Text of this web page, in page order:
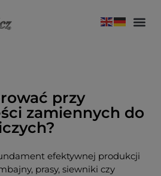
przy
zamiennych do
efektywnej produkcji
prasy, siewniki czy